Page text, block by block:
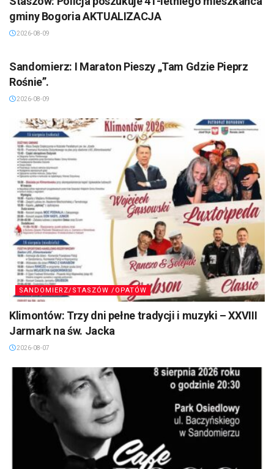
gminy Bogoria AKTUALIZACJA
2026-08-09
Sandomierz: I Maraton Pieszy „Tam Gdzie Pieprz
Rośnie”.
2026-08-09
SANDOMIERZ/STASZÓW /OPATÓW
Klimontów: Trzy dni pełne tradycji i muzyki – XXVIII
Jarmark na św. Jacka
2026-08-07